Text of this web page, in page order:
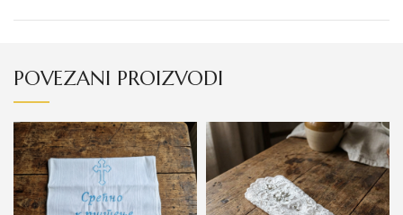
POVEZANI PROIZVODI